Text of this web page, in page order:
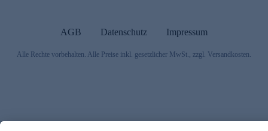
AGB Datenschutz Impressum
Alle Rechte vorbehalten. Alle Preise inkl. gesetzlicher MwSt., zzgl. Versandkosten.